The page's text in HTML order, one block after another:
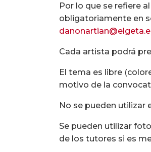
Por lo que se refiere
obligatoriamente en
Cada artista podrá
El tema es libre
motivo de la
No se pueden utilizar
Se pueden utilizar
de los tutores si es